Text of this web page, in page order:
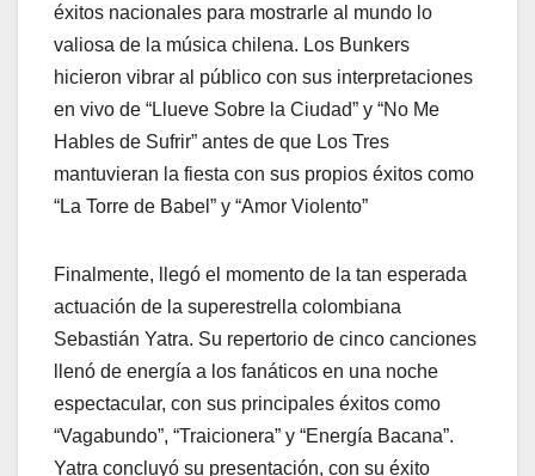
éxitos nacionales para mostrarle al mundo lo
valiosa de la música chilena. Los Bunkers
hicieron vibrar al público con sus interpretaciones
en vivo de “Llueve Sobre la Ciudad” y “No Me
Hables de Sufrir” antes de que Los Tres
mantuvieran la fiesta con sus propios éxitos como
“La Torre de Babel” y “Amor Violento”
Finalmente, llegó el momento de la tan esperada
actuación de la superestrella colombiana
Sebastián Yatra. Su repertorio de cinco canciones
llenó de energía a los fanáticos en una noche
espectacular, con sus principales éxitos como
“Vagabundo”, “Traicionera” y “Energía Bacana”.
Yatra concluyó su presentación, con su éxito